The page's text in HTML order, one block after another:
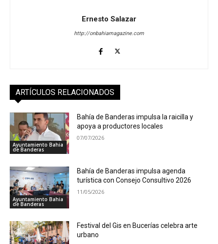
Ernesto Salazar
http://onbahiamagazine.com
ARTÍCULOS RELACIONADOS
Ayuntamiento Bahia
de Banderas
Bahía de Banderas impulsa la raicilla y
apoya a productores locales
07/07/2026
Ayuntamiento Bahia
de Banderas
Bahía de Banderas impulsa agenda
turística con Consejo Consultivo 2026
11/05/2026
Festival del Gis en Bucerías celebra arte
urbano